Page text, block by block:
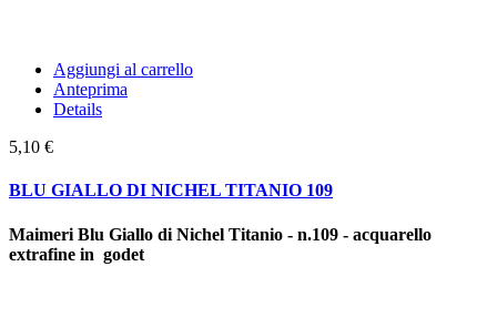
Aggiungi al carrello
Anteprima
Details
5,10 €
BLU GIALLO DI NICHEL TITANIO 109
Maimeri Blu Giallo di Nichel Titanio - n.109 - acquarello
extrafine in godet